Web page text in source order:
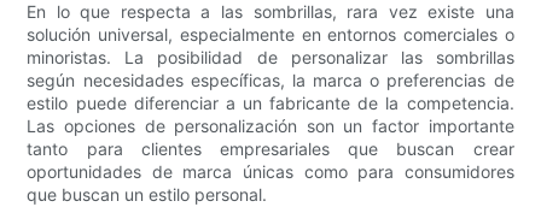
En lo que respecta a las sombrillas, rara vez existe una
solución universal, especialmente en entornos comerciales o
minoristas. La posibilidad de personalizar las sombrillas
según necesidades específicas, la marca o preferencias de
estilo puede diferenciar a un fabricante de la competencia.
Las opciones de personalización son un factor importante
tanto para clientes empresariales que buscan crear
oportunidades de marca únicas como para consumidores
que buscan un estilo personal.